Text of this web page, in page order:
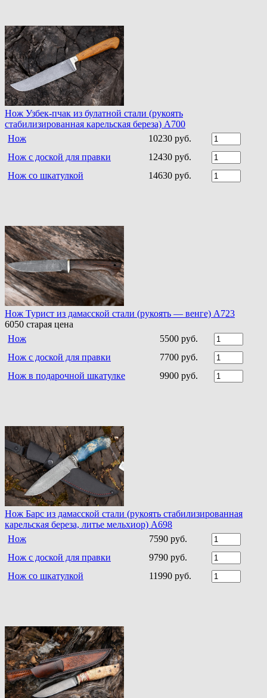
Нож Узбек-пчак из булатной стали (рукоять
стабилизированная карельская береза) A700
Нож
10230 руб.
Нож с доской для правки
12430 руб.
Нож со шкатулкой
14630 руб.
Нож Турист из дамасской стали (рукоять — венге) A723
6050 старая цена
Нож
5500 руб.
Нож с доской для правки
7700 руб.
Нож в подарочной шкатулке
9900 руб.
Нож Барс из дамасской стали (рукоять стабилизированная
карельская береза, литье мельхиор) A698
Нож
7590 руб.
Нож с доской для правки
9790 руб.
Нож со шкатулкой
11990 руб.